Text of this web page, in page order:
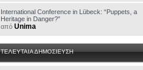
International Conference in Lübeck: “Puppets, a
Heritage in Danger?”
από Unima
ΤΕΛΕΥΤΑΙΑ ΔΗΜΟΣΙΕΥΣΗ